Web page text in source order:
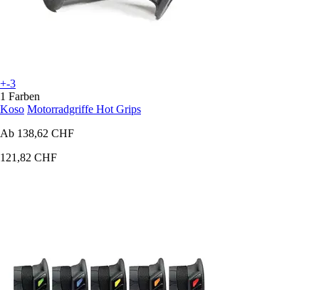
+-3
1 Farben
Koso Motorradgriffe Hot Grips
Ab 138,62 CHF
121,82 CHF